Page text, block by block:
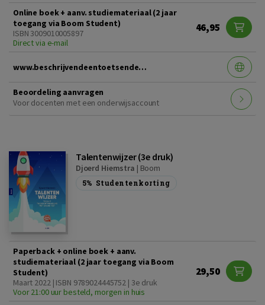
Online boek + aanv. studiemateriaal (2 jaar
toegang via Boom Student)
ISBN 3009010005897
Direct via e-mail
46,95
www.beschrijvendeentoetsendestatistiek.nl
Beoordeling aanvragen
Voor docenten met een onderwijsaccount
Talentenwijzer (3e druk)
Djoerd Hiemstra | Boom
5% Studentenkorting
Paperback + online boek + aanv.
studiemateriaal (2 jaar toegang via Boom
Student)
Maart 2022 | ISBN 9789024445752 | 3e druk
Voor 21:00 uur besteld, morgen in huis
29,50